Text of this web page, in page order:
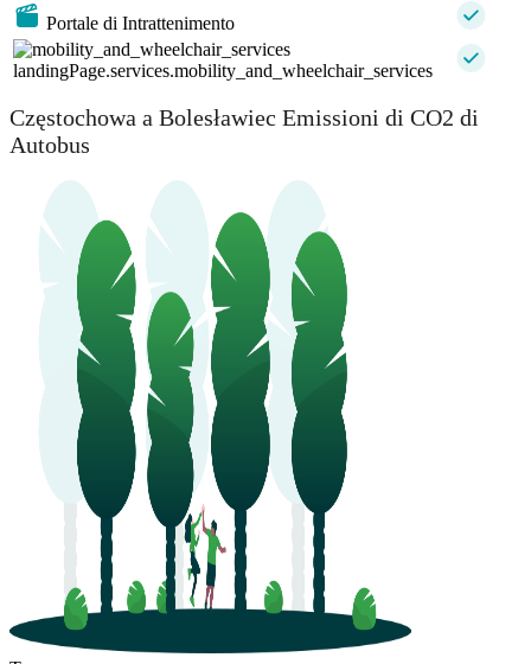
Portale di Intrattenimento
landingPage.services.mobility_and_wheelchair_services
Częstochowa a Bolesławiec Emissioni di CO2 di
Autobus